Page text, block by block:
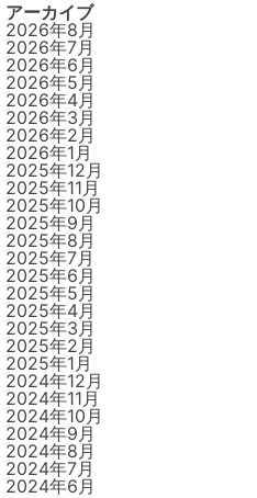
アーカイブ
2026年8月
2026年7月
2026年6月
2026年5月
2026年4月
2026年3月
2026年2月
2026年1月
2025年12月
2025年11月
2025年10月
2025年9月
2025年8月
2025年7月
2025年6月
2025年5月
2025年4月
2025年3月
2025年2月
2025年1月
2024年12月
2024年11月
2024年10月
2024年9月
2024年8月
2024年7月
2024年6月